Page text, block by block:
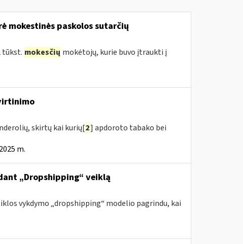
mokestinės paskolos sutarčių
tūkst. mokesčių mokėtojų, kurie buvo įtraukti į
skirtų kai kurių[2] apdoroto tabako bei
m.
„Dropshipping“ veiklą
vykdymo „dropshipping“ modelio pagrindu, kai